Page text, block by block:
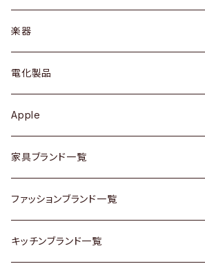
シェルフ
キュリオケース / 飾り棚
カップボード / 食器棚
チェスト
その他家具
Vintageヴィンテージ / Antiqueアンティーク
トップス
ワンピース
ボトムス
靴
スカーフ
腕時計
カトラリー
ケトル / ティーポット
鍋 / フライパン
Vintage / ヴィンテージ
銀製品
和物 / 作家物
dahon
楽器
ギター
ベース
その他楽器
電化製品
Apple
家具ブランド一覧
ACME Furniture / アクメ ファニチャー
ACTUS / アクタス
ファッションブランド一覧
agnes b / アニエス ベー
キッチンブランド一覧